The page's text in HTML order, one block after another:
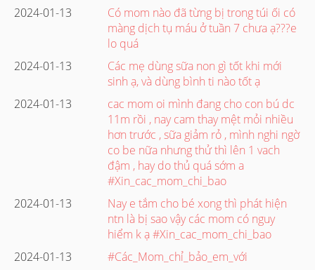
2024-01-13
Có mom nào đã từng bị trong túi ối có
màng dịch tụ máu ở tuần 7 chưa ạ???e
lo quá
2024-01-13
Các mẹ dùng sữa non gì tốt khi mới
sinh ạ, và dùng bình ti nào tốt ạ
2024-01-13
cac mom oi mình đang cho con bú dc
11m rồi , nay cam thay mệt mỏi nhiều
hơn trước , sữa giảm rỏ , mình nghi ngờ
co be nữa nhưng thử thì lên 1 vach
đậm , hay do thủ quá sớm a
#Xin_cac_mom_chi_bao
2024-01-13
Nay e tắm cho bé xong thì phát hiện
ntn là bị sao vậy các mom có nguy
hiểm k ạ #Xin_cac_mom_chi_bao
2024-01-13
#Các_Mom_chỉ_bảo_em_với